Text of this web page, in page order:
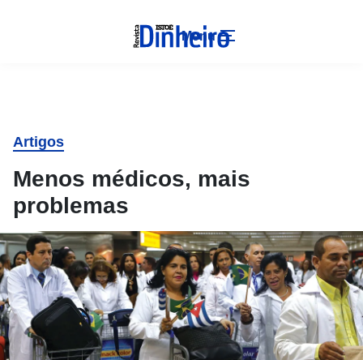
Menu
Artigos
Menos médicos, mais
problemas